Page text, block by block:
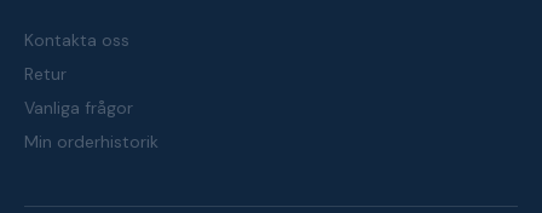
Kontakta oss
Retur
Vanliga frågor
Min orderhistorik